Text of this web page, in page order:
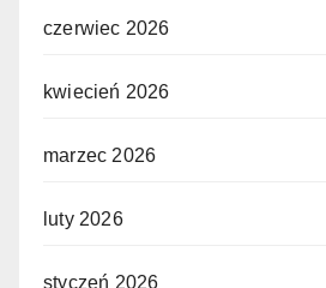
czerwiec 2026
kwiecień 2026
marzec 2026
luty 2026
styczeń 2026